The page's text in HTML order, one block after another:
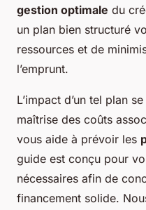
gestion optimale du
un plan bien structuré
ressources et de
l’emprunt.
L’impact d’un tel plan
maîtrise des coûts
vous aide à prévoir les
guide est conçu pour
nécessaires afin de
financement solide.